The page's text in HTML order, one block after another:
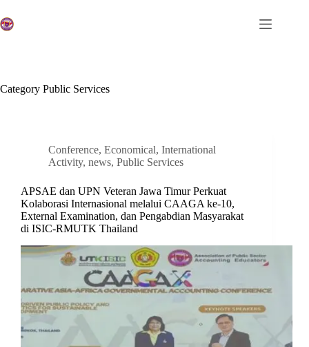
to
content
Category Public Services
Conference, Economical, International
Activity, news, Public Services
APSAE dan UPN Veteran Jawa Timur Perkuat
Kolaborasi Internasional melalui CAAGA ke-10,
External Examination, dan Pengabdian Masyarakat
di ISIC-RMUTK Thailand